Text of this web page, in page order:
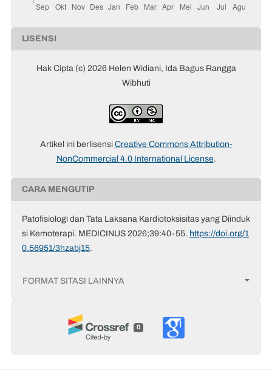
LISENSI
Hak Cipta (c) 2026 Helen Widiani, Ida Bagus Rangga
Wibhuti
Artikel ini berlisensiCreative Commons Attribution-
NonCommercial 4.0 International License.
CARA MENGUTIP
Patofisiologi dan Tata Laksana Kardiotoksisitas yang Diinduk
si Kemoterapi. MEDICINUS 2026;39:40-55. https://doi.org/1
0.56951/3hzabj15.
FORMAT SITASI LAINNYA
0